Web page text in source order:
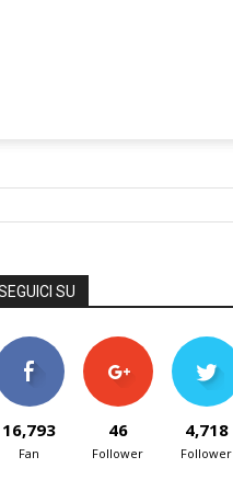
SU
16,793
Fan
46
Follower
4,718
Follower